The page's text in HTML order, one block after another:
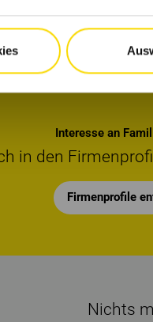
Fleiß und
Interesse an
in den
Firmenprofile
Nichts